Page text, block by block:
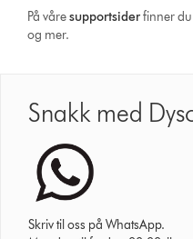
På våresupportsiderfinner
og mer.
Snakk med
Skriv til oss på WhatsApp.